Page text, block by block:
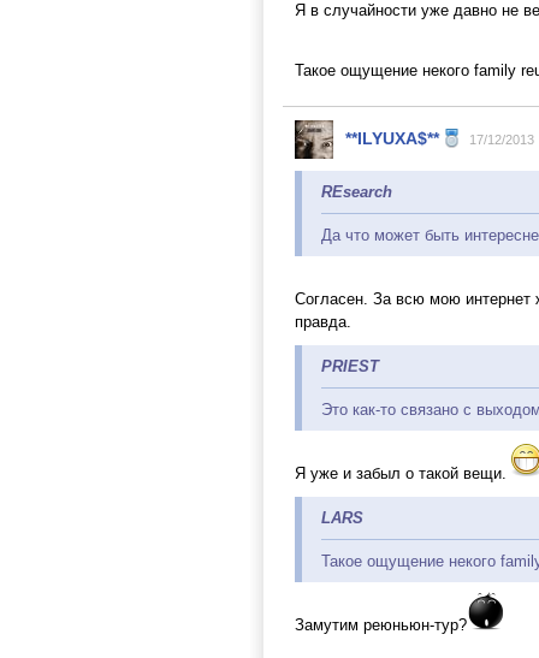
Я в случайности уже давно не
Такое ощущение некого family
**ILYUXA$** 17/12/2013
REsearch
Да что может быть
Согласен. За всю мою интернет
правда.
PRIEST
Это как-то связано с
Я уже и забыл о такой вещи.
LARS
Такое ощущение некого
Замутим реюньюн-тур?